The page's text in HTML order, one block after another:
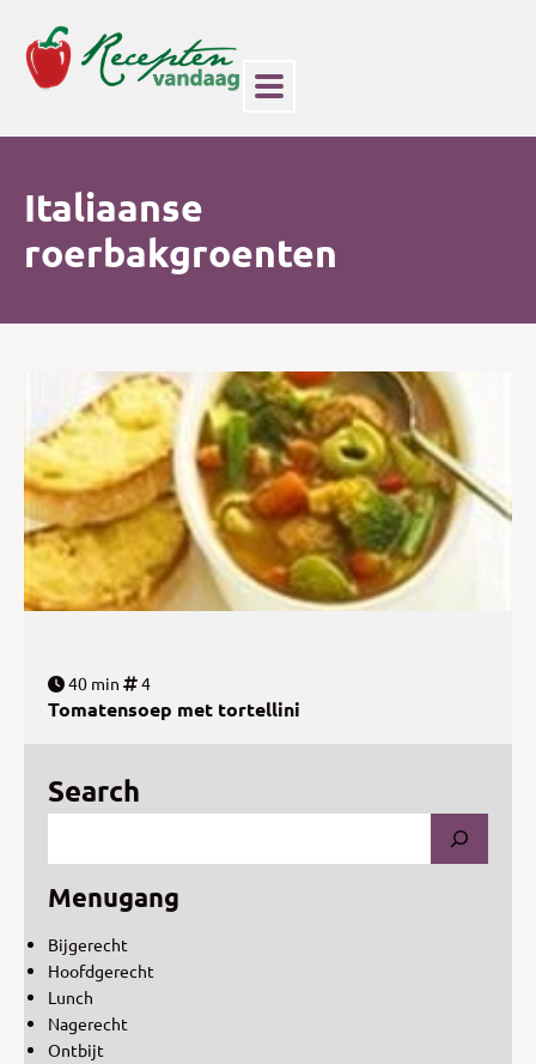
Italiaanse
roerbakgroenten
40 min 4
Tomatensoep met tortellini
Search
Menugang
Bijgerecht
Hoofdgerecht
Lunch
Nagerecht
Ontbijt